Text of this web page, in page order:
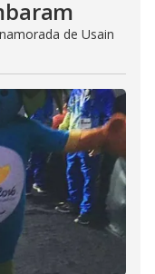
de Usain